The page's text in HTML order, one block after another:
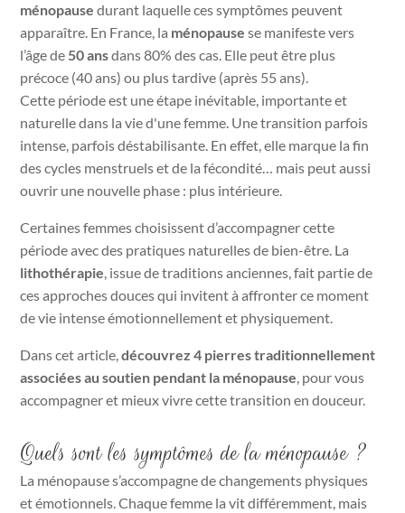
ménopausedurant laquelle ces symptômes peuvent
apparaître. En France, la ménopause se manifeste vers
l’âge de 50 ansdans 80% des cas. Elle peut être plus
précoce (40 ans) ou plus tardive (après 55 ans).
Cette période est une étape inévitable, importante et
naturelle dans la vie d'une femme. Une transition parfois
intense, parfois déstabilisante. En effet, elle marque la fin
des cycles menstruels et de la fécondité… mais peut aussi
ouvrir une nouvelle phase : plus intérieure.
Certaines femmes choisissent d’accompagner cette
période avec des pratiques naturelles de bien-être. La
lithothérapie, issue de traditions anciennes, fait partie de
ces approches douces qui invitentà affronter ce moment
de vie intense émotionnellement et physiquement.
Dans cet article,découvrez 4 pierres traditionnellement
associées au soutien pendant la ménopause, pour vous
accompagner et mieux vivre cette transition en douceur.
Quels sont les symptômes de la ménopause ?
La ménopause s’accompagne de changements physiques
et émotionnels. Chaque femme la vit différemment, mais